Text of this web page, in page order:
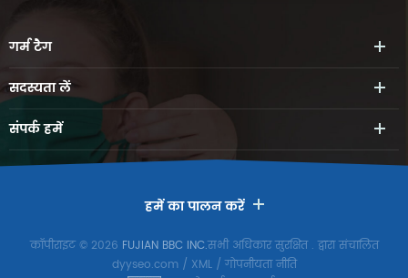
गर्मटैग
सदस्यता लें
संपर्कहमें
हमें का पालन करें
कॉपीराइट © 2026 FUJIAN BBC INC.सभी अधिकार सुरक्षित . द्वारा संचालित
dyyseo.com/ XML/गोपनीयता नीति